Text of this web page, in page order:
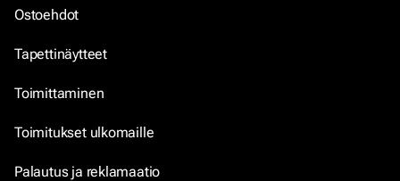
Ostoehdot
Tapettinäytteet
Toimittaminen
Toimitukset ulkomaille
Palautus ja reklamaatio